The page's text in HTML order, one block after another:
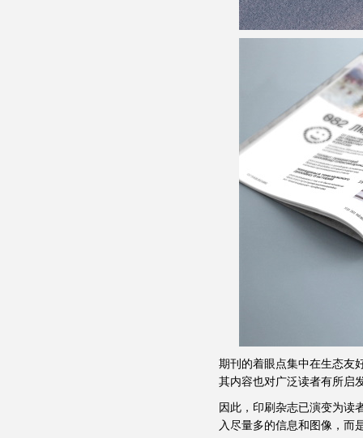
期刊的着眼点集中在生态友
其内容也对广泛读者有所启
因此，印刷杂志已演变为读
入尽量多的信息和图像，而